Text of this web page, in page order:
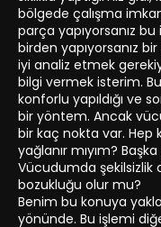
bölgede çalışma
parça yapıyorsanız
birden yapıyorsanız
iyi analiz etmek
bilgi vermek isterim.
konforlu yapıldığı ve
bir yöntem. Ancak
bir kaç nokta var. Hep
yağlanır mıyım?
Vücudumda şekilsizlik
bozukluğu olur mu?
Benim bu konuya
yönünde. Bu işlemi